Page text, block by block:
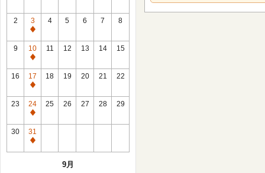
2
3
休
館
日
4 5 6 7 8
9
10
休
館
日
11 12 13 14 15
16
17
休
館
日
18 19 20 21 22
23
24
休
館
日
25 26 27 28 29
30
31
休
9月